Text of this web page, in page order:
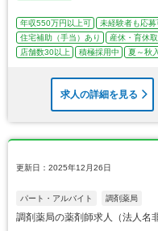
年収550万円以上可 未経験者も応募
住宅補助（手当）あり
産休・育休
店舗数30以上
積極採用中 夏～秋
求人の詳細を見る
更新日：2025年12月26日
パート・アルバイト 調剤薬局
調剤薬局の薬剤師求人（法人